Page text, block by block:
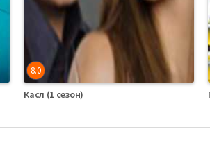
8.0
Касл (1 сезон)